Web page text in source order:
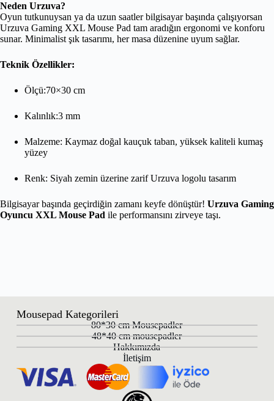
Neden Urzuva?
Oyun tutkunuysan ya da uzun saatler bilgisayar başında çalışıyorsan
Urzuva Gaming XXL Mouse Pad tam aradığın ergonomi ve konforu
sunar. Minimalist şık tasarımı, her masa düzenine uyum sağlar.
Teknik Özellikler:
Ölçü:70×30 cm
Kalınlık:3 mm
Malzeme: Kaymaz doğal kauçuk taban, yüksek kaliteli kumaş
yüzey
Renk: Siyah zemin üzerine zarif Urzuva logolu tasarım
Bilgisayar başında geçirdiğin zamanı keyfe dönüştür! Urzuva Gaming
Oyuncu XXL Mouse Pad ile performansını zirveye taşı.
Mousepad Kategorileri
80*30 cm Mousepadler
48*40 cm mousepadler
Hakkımızda
İletişim